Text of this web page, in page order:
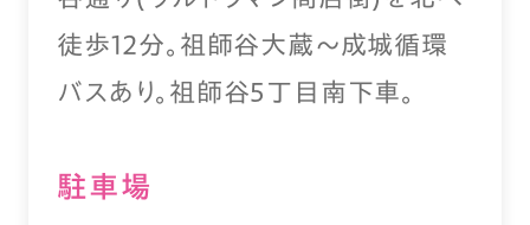
徒歩12分。祖師谷大蔵～成城循環
バスあり。祖師谷5丁目南下車。
駐⾞場